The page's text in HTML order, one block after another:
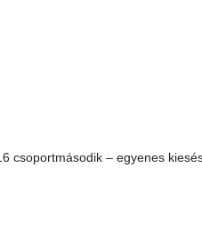
csoportmásodik – egyenes